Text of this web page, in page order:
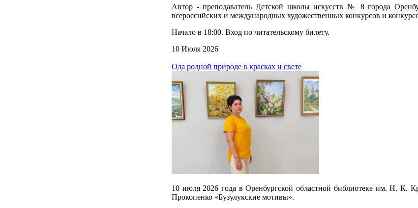
Автор - преподаватель Детской школы искусств № 8 города
всероссийских и международных художественных конкурсов и
Начало в 18:00. Вход по читательскому билету.
10 Июля 2026
Ода родной природе в красках и свете
10 июля 2026 года в Оренбургской областной библиотеке им. Н. К.
Прокопенко «Бузулукские мотивы».